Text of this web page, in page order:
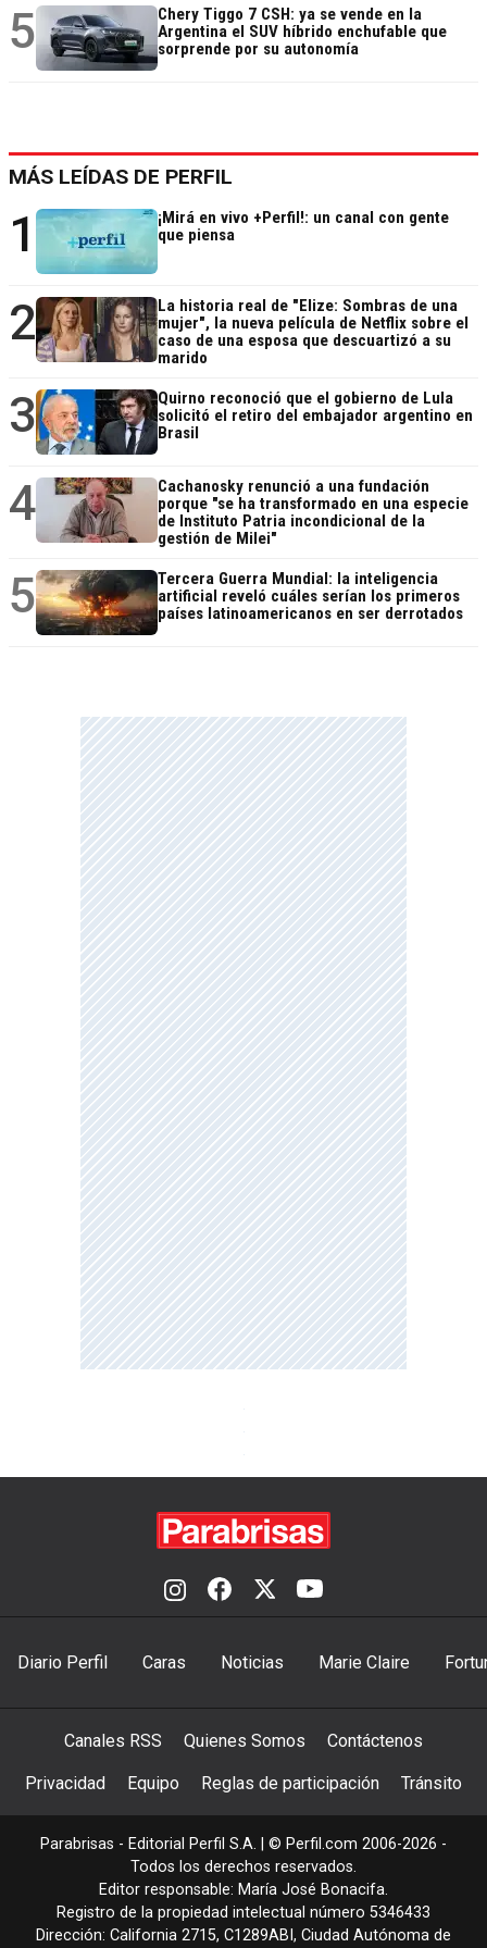
5
Chery Tiggo 7 CSH: ya se vende en la
Argentina el SUV híbrido enchufable que
sorprende por su autonomía
MÁS LEÍDAS DE PERFIL
1
¡Mirá en vivo +Perfil!: un canal con gente
que piensa
2
La historia real de "Elize: Sombras de una
mujer", la nueva película de Netflix sobre el
caso de una esposa que descuartizó a su
marido
3
Quirno reconoció que el gobierno de Lula
solicitó el retiro del embajador argentino en
Brasil
4
Cachanosky renunció a una fundación
porque "se ha transformado en una especie
de Instituto Patria incondicional de la
gestión de Milei"
5
Tercera Guerra Mundial: la inteligencia
artificial reveló cuáles serían los primeros
países latinoamericanos en ser derrotados
Diario Perfil Caras Noticias Marie Claire
Canales RSS Quienes Somos Contáctenos
Privacidad Equipo Reglas de participación Tránsito
Parabrisas - Editorial Perfil S.A. | © Perfil.com 2006-2026 -
Todos los derechos reservados.
Editor responsable: María José Bonacifa.
Registro de la propiedad intelectual número 5346433
Dirección: California 2715, C1289ABI , Ciudad Autónoma de